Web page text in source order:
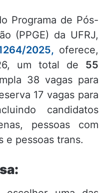
Programa de Pós-
(PPGE) da UFRJ,
2025, oferece,
um total de 55
38 vagas para
17 vagas para
candidatos
pessoas com
e pessoas trans.